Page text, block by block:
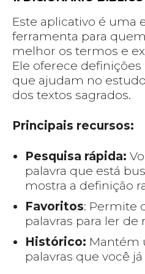
Este aplicativo é uma
ferramenta para
melhor os termos e
Ele oferece
que ajudam no
dos textos sagrados.
Principais recursos:
Pesquisa rápida:
palavra que está
mostra a definição
Favoritos: Permite
palavras para ler de
Histórico: Mantém
palavras que você